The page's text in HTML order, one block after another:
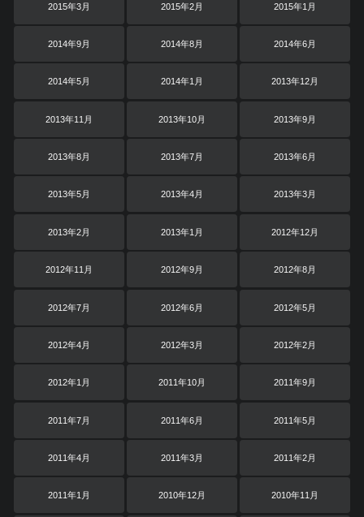
2015年3月 2015年2月 2015年1月
2014年9月 2014年8月 2014年6月
2014年5月 2014年1月 2013年12月
2013年11月 2013年10月 2013年9月
2013年8月 2013年7月 2013年6月
2013年5月 2013年4月 2013年3月
2013年2月 2013年1月 2012年12月
2012年11月 2012年9月 2012年8月
2012年7月 2012年6月 2012年5月
2012年4月 2012年3月 2012年2月
2012年1月 2011年10月 2011年9月
2011年7月 2011年6月 2011年5月
2011年4月 2011年3月 2011年2月
2011年1月 2010年12月 2010年11月